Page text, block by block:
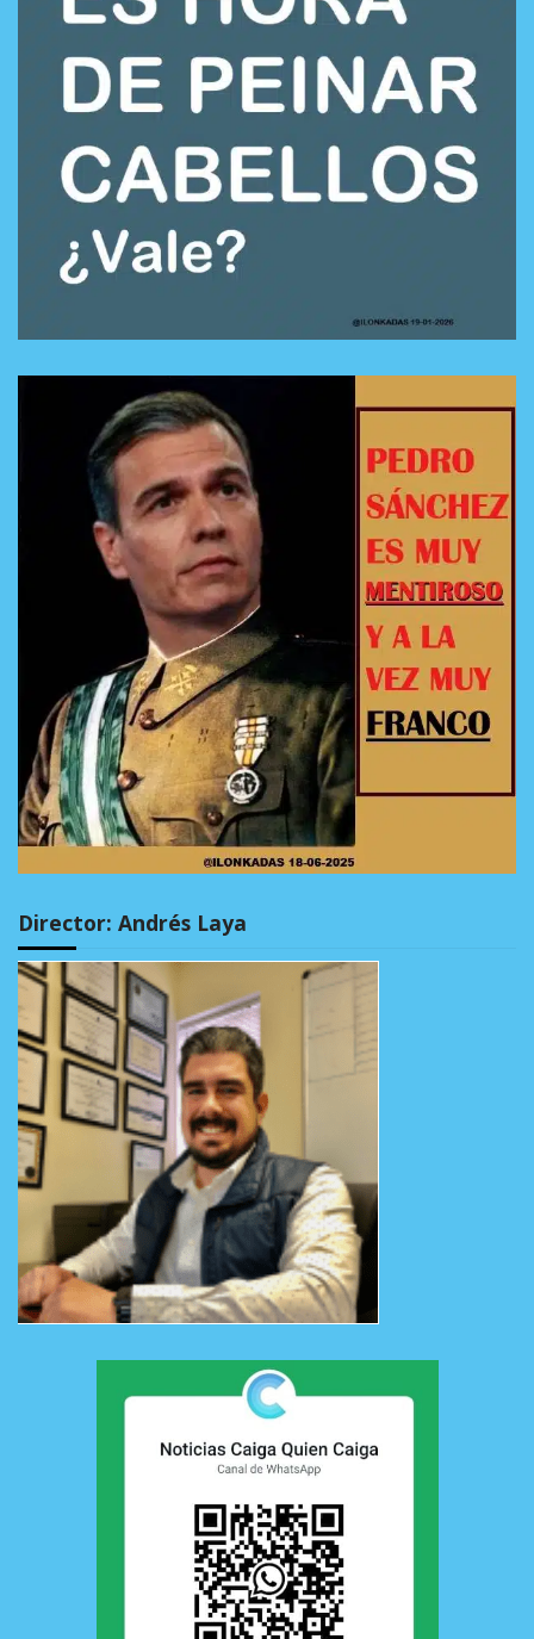
Director: Andrés Laya